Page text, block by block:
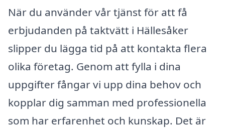
När du använder vår tjänst för att få
erbjudanden på taktvätt i Hällesåker
slipper du lägga tid på att kontakta flera
olika företag. Genom att fylla i dina
uppgifter fångar vi upp dina behov och
kopplar dig samman med professionella
som har erfarenhet och kunskap. Det är